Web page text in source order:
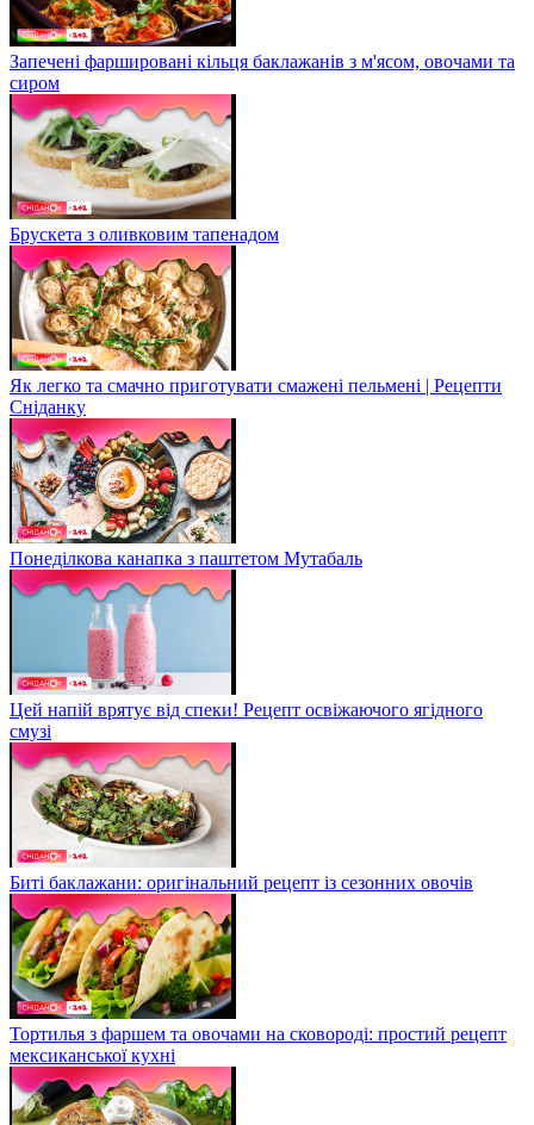
Запечені фаршировані кільця баклажанів з м'ясом, овочами та
сиром
Брускета з оливковим тапенадом
Як легко та смачно приготувати смажені пельмені | Рецепти
Сніданку
Понеділкова канапка з паштетом Мутабаль
Цей напій врятує від спеки! Рецепт освіжаючого ягідного
смузі
Биті баклажани: оригінальний рецепт із сезонних овочів
Тортилья з фаршем та овочами на сковороді: простий рецепт
мексиканської кухні